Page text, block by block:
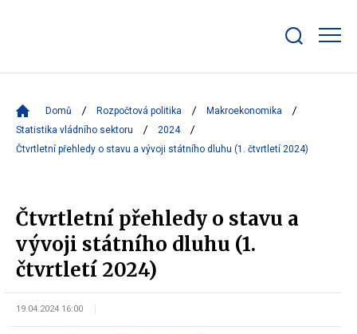
bar
Domů Rozpočtová politika
Makroekonomika
Statistika vládního sektoru
2024
Čtvrtletní přehledy o stavu a vývoji státního dluhu (1. čtvrtletí 2024)
Čtvrtletní přehledy o stavu a
vývoji státního dluhu (1.
čtvrtletí 2024)
19.04.2024 16:00